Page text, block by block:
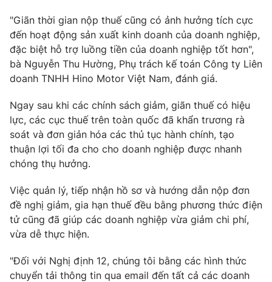
THỜI BÁO VTV
Theo dõi báo trên
Cơ quan chủ quản:
Đài Truyền hình Việt Nam
Cơ quan báo chí:Thời báo VTV
Giấy phép hoạt động báo in và báo điện tử số 483/GP-BTTTT
cấp ngày 29/12/2023
Tổng Biên tập:Vũ Thanh Thủy
Nguyễn Trọng Ninh
Tổng đài VTV:024.38 355 931 - 024.38 355 932
Ðiện thoại Thời báo VTV:024.66 897 897
Liên hệ quảng cáo:024-7300.7108
"Giãn thời gian nộp thuế cũng có ảnh hưởng tích cực
đến hoạt động sản xuất kinh doanh của doanh nghiệp,
đặc biệt hỗ trợ luồng tiền của doanh nghiệp tốt hơn",
bà Nguyễn Thu Hường, Phụ trách kế toán Công ty Liên
doanh TNHH Hino Motor Việt Nam, đánh giá.
Ngay sau khi các chính sách giảm, giãn thuế có hiệu
lực, các cục thuế trên toàn quốc đã khẩn trương rà
soát và đơn giản hóa các thủ tục hành chính, tạo
thuận lợi tối đa cho cho doanh nghiệp được nhanh
chóng thụ hưởng.
Việc quản lý, tiếp nhận hồ sơ và hướng dẫn nộp đơn
đề nghị giảm, gia hạn thuế đều bằng phương thức điện
tử cũng đã giúp các doanh nghiệp vừa giảm chi phí,
vừa dễ thực hiện.
"Đối với Nghị định 12, chúng tôi bằng các hình thức
chuyển tải thông tin qua email đến tất cả các doanh